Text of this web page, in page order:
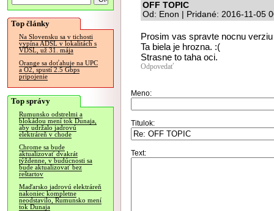
Top články
Na Slovensku sa v tichosti
vypína ADSL v lokalitách s
VDSL, už 31. mája
Orange sa doťahuje na UPC
a O2, spustí 2.5 Gbps
pripojenie
Top správy
Rumunsko odstrelmi a
blokádou mení tok Dunaja,
aby udržalo jadrovú
elektráreň v chode
Chrome sa bude
aktualizovať dvakrát
týždenne, v budúcnosti sa
bude aktualizovať bez
reštartov
Maďarsko jadrovú elektráreň
nakoniec kompletne
neodstavilo, Rumunsko mení
tok Dunaja
OFF TOPIC
Od: Enon | Pridané: 2016-11-05
Prosim vas spravte nocnu
Ta biela je hrozna. :(
Strasne to taha oci.
Odpovedať
Meno:
Titulok:
Text: